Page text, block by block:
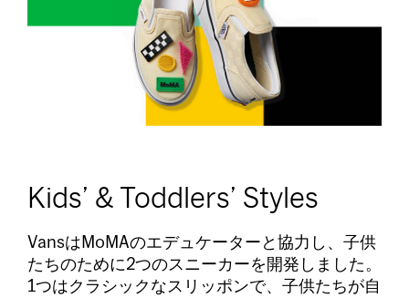
Kids’ & Toddlers’ Styles
VansはMoMAのエデュケーターと協力し、子供
たちのために2つのスニーカーを開発しました。
1つはクラシックなスリッポンで、子供たちが自